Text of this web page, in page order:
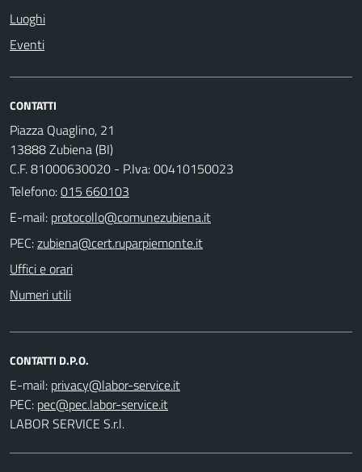
Luoghi
Eventi
CONTATTI
Piazza Quaglino, 21
13888 Zubiena (BI)
C.F. 81000630020 - P.Iva: 00410150023
Telefono:015 660103
E-mail:
PEC:
Uffici e orari
Numeri utili
CONTATTI D.P.O.
E-mail:
PEC:
LABOR SERVICE S.r.l.